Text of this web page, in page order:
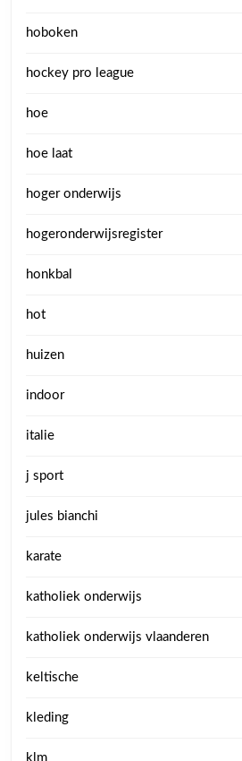
hoboken
hockey pro league
hoe
hoe laat
hoger onderwijs
hogeronderwijsregister
honkbal
hot
huizen
indoor
italie
j sport
jules bianchi
karate
katholiek onderwijs
katholiek onderwijs vlaanderen
keltische
kleding
klm